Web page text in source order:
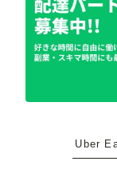
Uber